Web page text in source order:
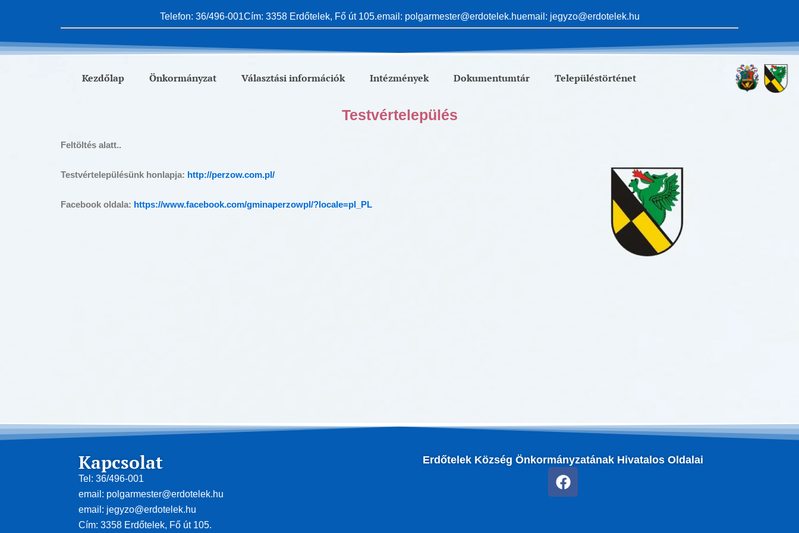
Telefon: 36/496-001Cím: 3358 Erdőtelek, Fő út 105.email: polgarmester@erdotelek.huemail: jegyzo@erdotelek.hu
Kezdőlap Önkormányzat Választási információk Intézmények Dokumentumtár Településtörténet
Testvértelepülés
Feltöltés alatt..
Testvértelepülésünk honlapja: http://perzow.com.pl/
Facebook oldala: https://www.facebook.com/gminaperzowpl/?locale=pl_PL
Kapcsolat
Tel: 36/496-001
email: polgarmester@erdotelek.hu
email: jegyzo@erdotelek.hu
Cím: 3358 Erdőtelek, Fő út 105.
Erdőtelek Község Önkormányzatának Hivatalos Oldalai
F
a